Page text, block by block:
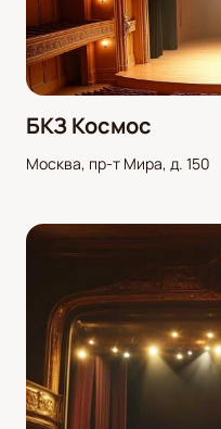
БКЗ Космос
Москва, пр-т Мира, д. 150